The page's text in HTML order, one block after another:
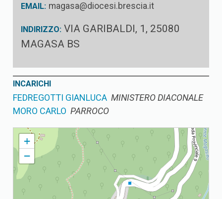
EMAIL: magasa@diocesi.brescia.it
INDIRIZZO: VIA GARIBALDI, 1, 25080
MAGASA BS
INCARICHI
FEDREGOTTI GIANLUCA MINISTERO DIACONALE
MORO CARLO PARROCO
MAGASA PARROCCHIA DI S. ANTONIO ABATE
+
−